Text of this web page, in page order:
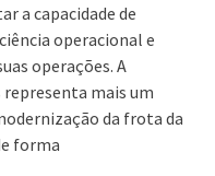
a capacidade de
operacional e
operações. A
mais um
da frota da
forma